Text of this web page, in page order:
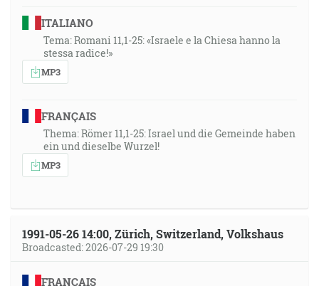
ITALIANO
Tema: Romani 11,1-25: «Israele e la Chiesa hanno la
stessa radice!»
MP3
FRANÇAIS
Thema: Römer 11,1-25: Israel und die Gemeinde haben
ein und dieselbe Wurzel!
MP3
1991-05-26 14:00, Zürich, Switzerland, Volkshaus
Broadcasted: 2026-07-29 19:30
FRANÇAIS